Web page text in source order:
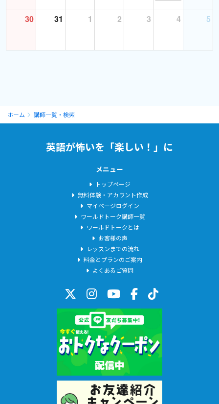
30 31 1 2 3 4 5
ホーム 講師一覧・検索
英語が怖いを「楽しい！」に
メニュー
トップページ
無料体験・アカウント作成
マイページログイン
ワールドトーク講師一覧
ワールドトークとは
お客様の声
レッスンまでの流れ
料金とプランのご案内
よくあるご質問